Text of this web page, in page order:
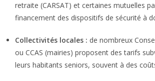
retraite (CARSAT) et certaines mutuelles
financement des dispositifs de sécurité à
Collectivités locales : de nombreux
ou CCAS (mairies) proposent des tarifs
leurs habitants seniors, souvent à des